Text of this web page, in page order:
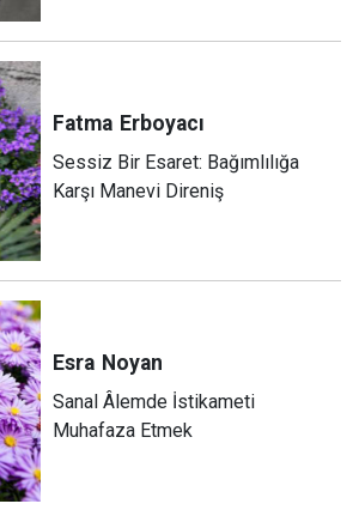
Fatma Erboyacı
Sessiz Bir Esaret: Bağımlılığa
Karşı Manevi Direniş
Esra Noyan
Sanal Âlemde İstikameti
Muhafaza Etmek